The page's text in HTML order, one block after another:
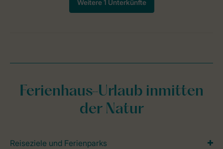
Ferienhaus-Urlaub inmitten
der Natur
Reiseziele und Ferienparks